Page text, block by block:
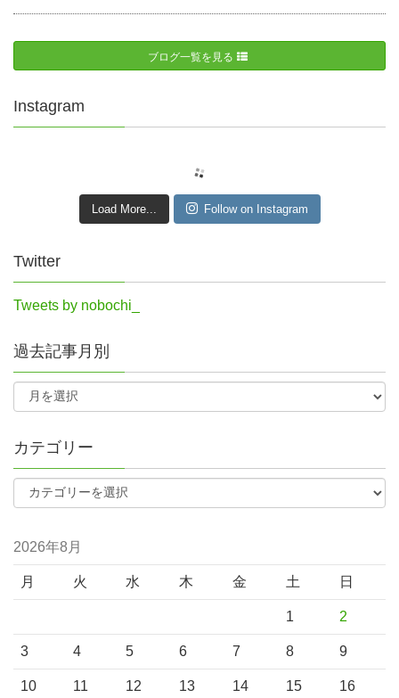
ブログ一覧を見る
Instagram
Load More... Follow on Instagram
Twitter
Tweets by nobochi_
過去記事月別
カテゴリー
2026年8月
月 火 水 木 金 土 日
1 2
3 4 5 6 7 8 9
10 11 12 13 14 15 16